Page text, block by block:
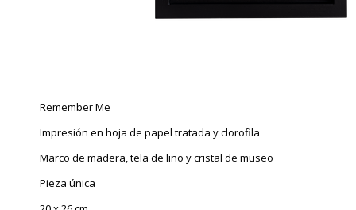
Remember Me
Impresión en hoja de papel tratada y clorofila
Marco de madera, tela de lino y cristal de museo
Pieza única